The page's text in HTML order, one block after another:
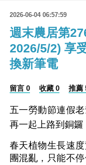
2026-06-04 06:57:59
週末農居第
2026/5/2) 享
換新筆電
留言 0 收藏 0 推薦
五一勞動節連假
再一起上路到銅鑼
春天植物生長速
團混亂，只能不